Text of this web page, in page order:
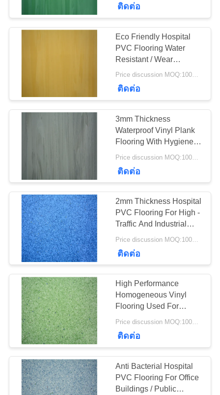
วินิลคลิก ระบบพื้น
37
SPC พื้นไวนิล
26
พื้นวินิล WPC
ติดต่อ
Eco Friendly Hospital
PVC Flooring Water
Resistant / Wear
Resistant Available
Price discussion MOQ:100SQM
ติดต่อ
3mm Thickness
Waterproof Vinyl Plank
Flooring With Hygiene
Treatment
ติดต่อ
2mm Thickness Hospital
PVC Flooring For High -
Traffic And Industrial
Areas
Price discussion MOQ:100SQM
ติดต่อ
High Performance
Homogeneous Vinyl
Flooring Used For
Hospital 2*20m
Price discussion MOQ:100SQM
ติดต่อ
Anti Bacterial Hospital
PVC Flooring For Office
Buildings / Public